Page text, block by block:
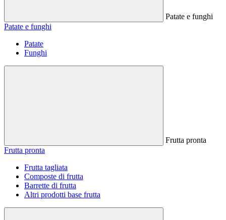
Patate e funghi
Patate e funghi
Patate
Funghi
Frutta pronta
Frutta pronta
Frutta tagliata
Composte di frutta
Barrette di frutta
Altri prodotti base frutta